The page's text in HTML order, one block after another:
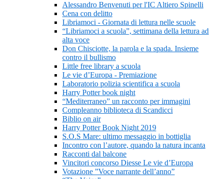
Alessandro Benvenuti per l'IC Altiero Spinelli
Cena con delitto
Libriamoci - Giornata di lettura nelle scuole
“Libriamoci a scuola”, settimana della lettura ad
alta voce
Don Chisciotte, la parola e la spada. Insieme
contro il bullismo
Little free library a scuola
Le vie d’Europa - Premiazione
Laboratorio polizia scientifica a scuola
Harry Potter book night
“Mediterraneo” un racconto per immagini
Compleanno biblioteca di Scandicci
Biblio on air
Harry Potter Book Night 2019
S.O.S Mare: ultimo messaggio in bottiglia
Incontro con l’autore, quando la natura incanta
Racconti dal balcone
Vincitori concorso Diesse Le vie d’Europa
Votazione ”Voce narrante dell’anno”